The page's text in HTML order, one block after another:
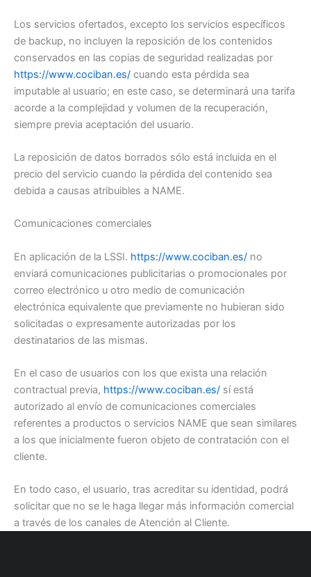
Los servicios ofertados, excepto los servicios específicos
de backup, no incluyen la reposición de los contenidos
conservados en las copias de seguridad realizadas por
https://www.cociban.es/ cuando esta pérdida sea
imputable al usuario; en este caso, se determinará una tarifa
acorde a la complejidad y volumen de la recuperación,
siempre previa aceptación del usuario.
La reposición de datos borrados sólo está incluida en el
precio del servicio cuando la pérdida del contenido sea
debida a causas atribuibles a NAME.
Comunicaciones comerciales
En aplicación de la LSSI. https://www.cociban.es/ no
enviará comunicaciones publicitarias o promocionales por
correo electrónico u otro medio de comunicación
electrónica equivalente que previamente no hubieran sido
solicitadas o expresamente autorizadas por los
destinatarios de las mismas.
En el caso de usuarios con los que exista una relación
contractual previa, https://www.cociban.es/ sí está
autorizado al envío de comunicaciones comerciales
referentes a productos o servicios NAME que sean similares
a los que inicialmente fueron objeto de contratación con el
cliente.
En todo caso, el usuario, tras acreditar su identidad, podrá
solicitar que no se le haga llegar más información comercial
a través de los canales de Atención al Cliente.